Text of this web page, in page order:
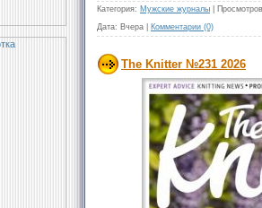
Категория: Мужские журналы
Дата: Вчера Комментарии (0)
The Knitter №231 2026